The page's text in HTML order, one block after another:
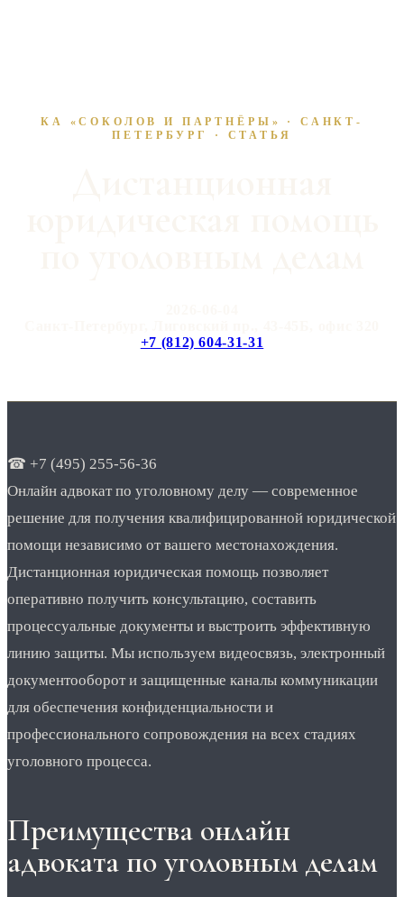
КА «СОКОЛОВ И ПАРТНЁРЫ» · САНКТ-
ПЕТЕРБУРГ · СТАТЬЯ
+7 (812) 604-31-31
☎ +7 (495) 255-56-36
Онлайн адвокат по уголовному делу — современное
решение для получения квалифицированной юридической
помощи независимо от вашего местонахождения.
Дистанционная юридическая помощь позволяет
оперативно получить консультацию, составить
процессуальные документы и выстроить эффективную
линию защиты. Мы используем видеосвязь, электронный
документооборот и защищенные каналы коммуникации
для обеспечения конфиденциальности и
профессионального сопровождения на всех стадиях
уголовного процесса.
Преимущества онлайн
адвоката по уголовным делам